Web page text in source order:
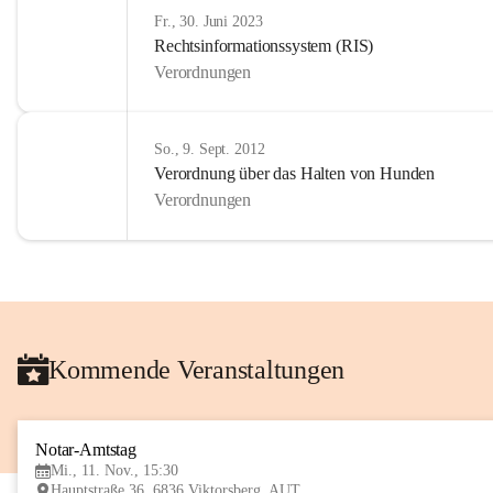
Fr., 30. Juni 2023
Rechtsinformationssystem (RIS)
Verordnungen
So., 9. Sept. 2012
Verordnung über das Halten von Hunden
Verordnungen
Kommende Veranstaltungen
Notar-Amtstag
Mi., 11. Nov., 15:30